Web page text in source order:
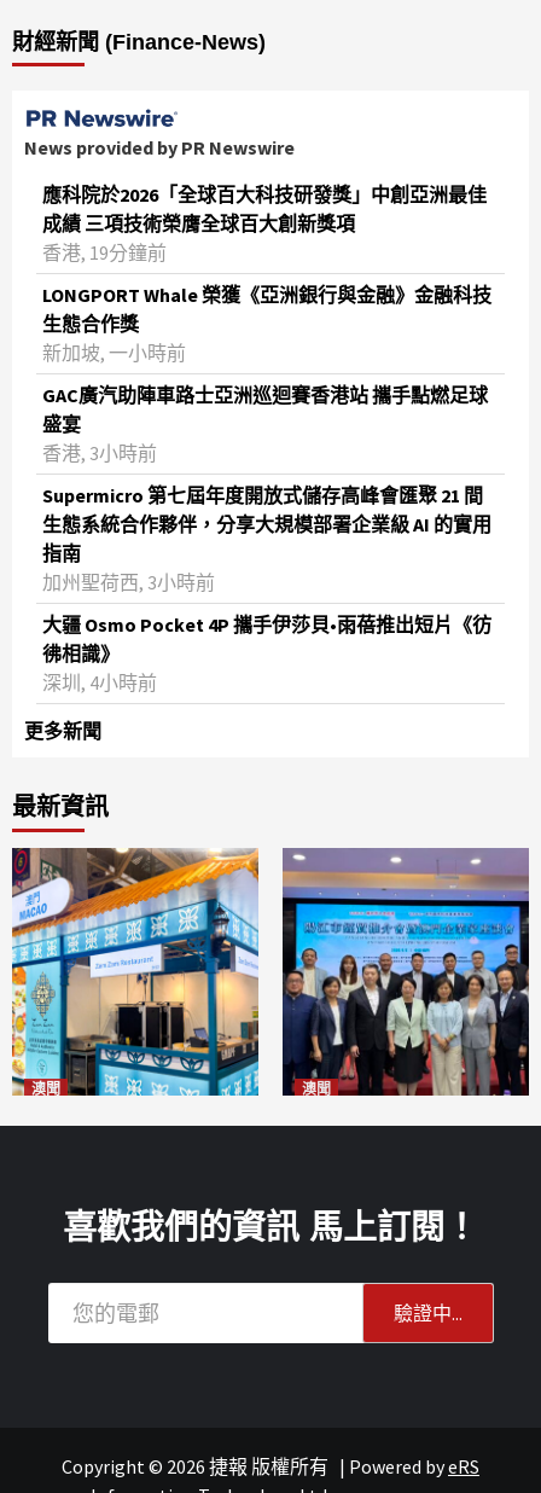
財經新聞 (Finance-News)
News provided by PR Newswire
應科院於2026「全球百大科技研發獎」中創亞洲最佳
成績 三項技術榮膺全球百大創新獎項
香港, 19分鐘前
LONGPORT Whale 榮獲《亞洲銀行與金融》金融科技
生態合作獎
新加坡, 一小時前
GAC廣汽助陣車路士亞洲巡迴賽香港站 攜手點燃足球
盛宴
香港, 3小時前
Supermicro 第七屆年度開放式儲存高峰會匯聚 21 間
生態系統合作夥伴，分享大規模部署企業級 AI 的實用
指南
加州聖荷西, 3小時前
大疆 Osmo Pocket 4P 攜手伊莎貝•雨蓓推出短片《彷
彿相識》
深圳, 4小時前
更多新聞
最新資訊
澳聞 澳聞
葡語國家經貿
喜歡我們的資訊 馬上訂閱！
Copyright © 2026 捷報 版權所有 | Powered byeRS